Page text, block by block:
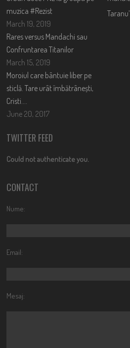
muzica #Rezist
March 19, 2019
Rares versus Mandachi sau
Confruntarea Titanilor
March 15, 2019
Moroiul care bântuie liber pe
sticlă. Tare urât îmbătrânești,
Cristi….
June 20, 2017
TWITTER FEED
Could not authenticate you.
CONTACT
Nume:
Email:
Mesaj: